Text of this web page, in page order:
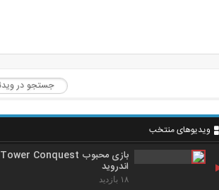
ویدیوهای منتخب
بازی محبوب Tower Conquest
اندروید
۱۸ بازدید